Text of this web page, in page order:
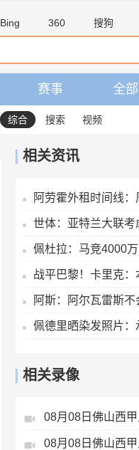
Bing 360 搜狗
赛事 全
综合 搜索 视频
相关资讯
相关录像